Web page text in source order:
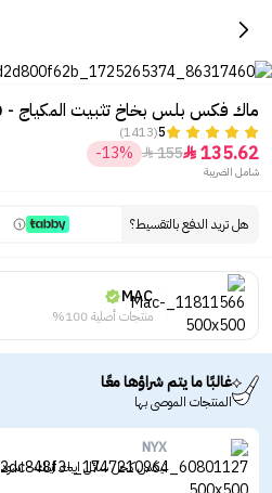
ماك فكس بلس بخاخ تثبيت المكياج - 100مل
5
(1413)
135.62

155

-13%
شامل الضريبة
هل تريد الدفع بالتقسيط؟
MAC
منتجات أصلية 100%
غالبًا ما يتم شراؤها معًا
المنتجات الموصى بها
NYX
نيكس كحل سائل ايبك اينك - اسود